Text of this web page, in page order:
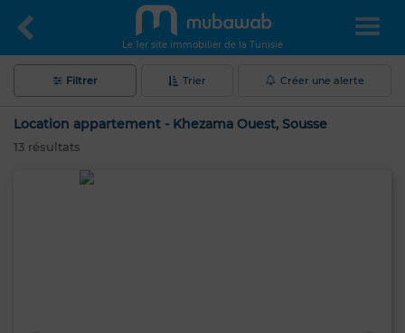
Le 1er site immobilier de la Tunisie
Filtrer Trier Créer une alerte
Location appartement - Khezama Ouest, Sousse
13 résultats